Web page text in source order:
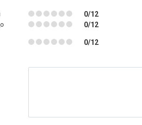
0/12
0/12
0/12